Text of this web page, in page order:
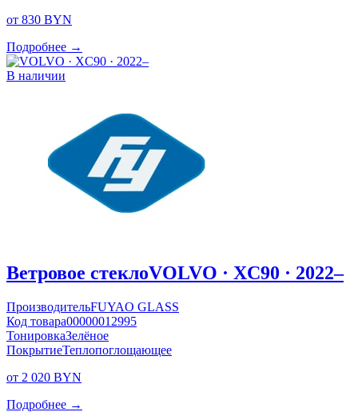
от 830 BYN
Подробнее →
В наличии
Ветровое стеклоVOLVO · XC90 · 2022–
ПроизводительFUYAO GLASS
Код товара00000012995
ТонировкаЗелёное
ПокрытиеТеплопоглощающее
от 2 020 BYN
Подробнее →